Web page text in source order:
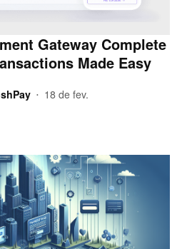
Gateway Complete
Made Easy
• 18 de fev.